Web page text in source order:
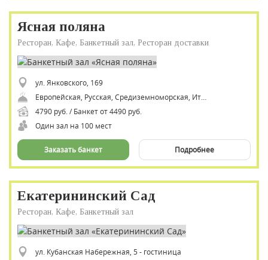
Ясная поляна
Ресторан, Кафе, Банкетный зал, Ресторан доставки
ул. Янковского, 169
4790 руб. / Банкет от 4490 руб.
Один зал на 100 мест
Подробнее
Заказать банкет
Екатерининский Сад
Ресторан, Кафе, Банкетный зал
ул. Кубанская Набережная, 5 - гостиница